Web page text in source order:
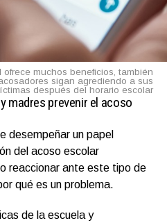
muchos beneficios, también
sigan agrediendo a sus
después del horario escolar
madres prevenir el acoso
desempeñar un papel
del acoso escolar
reaccionar ante este tipo de
qué es un problema.
de la escuela y